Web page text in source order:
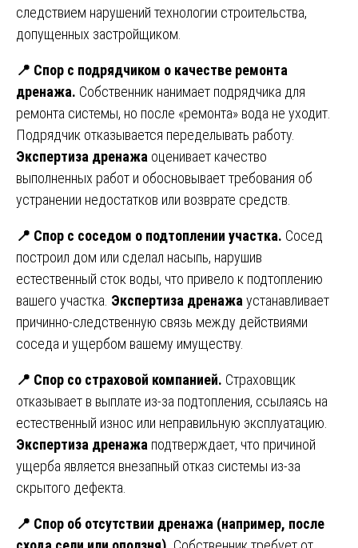
следствием нарушений технологии строительства,
допущенных застройщиком.
📍 Спор с подрядчиком о качестве ремонта
дренажа. Собственник нанимает подрядчика для
ремонта системы, но после «ремонта» вода не уходит.
Подрядчик отказывается переделывать работу.
Экспертиза дренажа оценивает качество
выполненных работ и обосновывает требования об
устранении недостатков или возврате средств.
📍 Спор с соседом о подтоплении участка. Сосед
построил дом или сделал насыпь, нарушив
естественный сток воды, что привело к подтоплению
вашего участка. Экспертиза дренажа устанавливает
причинно-следственную связь между действиями
соседа и ущербом вашему имуществу.
📍 Спор со страховой компанией. Страховщик
отказывает в выплате из-за подтопления, ссылаясь на
естественный износ или неправильную эксплуатацию.
Экспертиза дренажа подтверждает, что причиной
ущерба является внезапный отказ системы из-за
скрытого дефекта.
📍 Спор об отсутствии дренажа (например, после